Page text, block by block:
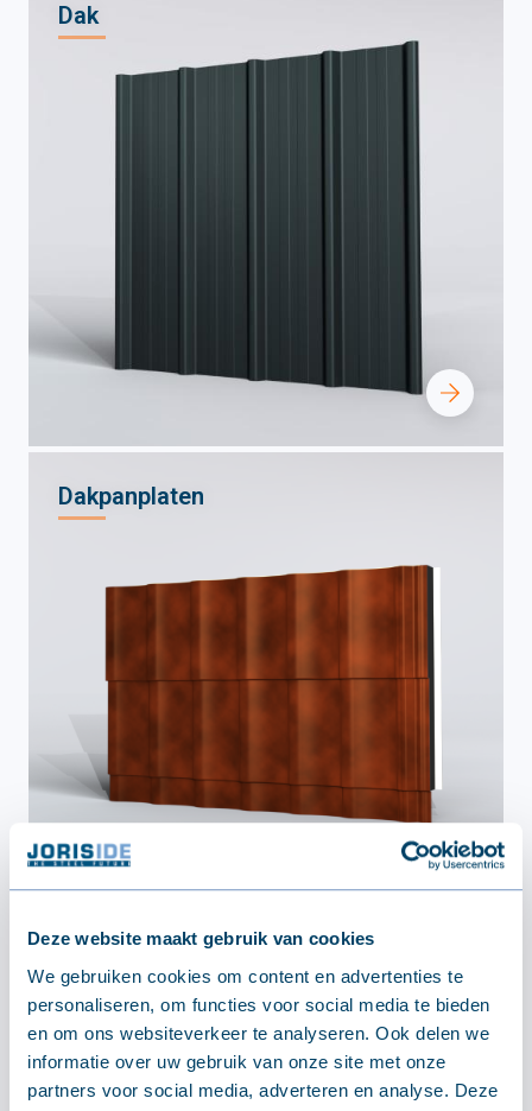
Deze website maakt gebruik van cookies
We gebruiken cookies om content en advertenties te
personaliseren, om functies voor social media te bieden
en om ons websiteverkeer te analyseren. Ook delen we
informatie over uw gebruik van onze site met onze
partners voor social media, adverteren en analyse. Deze
Dak
Dakpanplaten
Wand